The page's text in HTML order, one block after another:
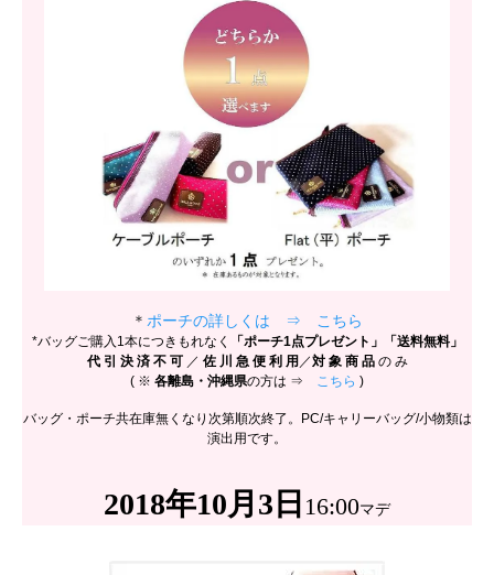
＊ ポーチの詳しくは ⇒ こちら
*バッグご購入1本につきもれなく
「ポーチ1点プレゼント」「送料無料」
代 引 決 済 不 可／ 佐 川 急 便 利 用 ／対 象 商 品 の み
( ※ 各離島・沖縄県の方は ⇒ こちら )
バッグ・ポーチ共在庫無くなり次第順次終了。PC/キャリーバッグ/小物類は
演出用です。
2018年10月3日 16:00マデ